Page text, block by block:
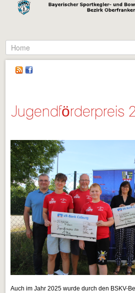
Jugendförderpreis
Auch im Jahr 2025 wurde durch den BSKV-